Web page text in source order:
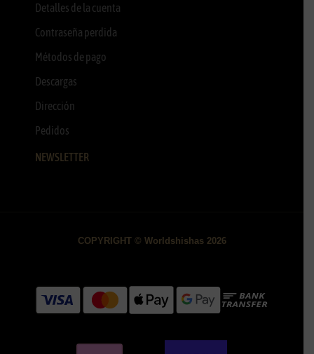
Detalles de la cuenta
Contraseña perdida
Métodos de pago
Descargas
Dirección
Pedidos
NEWSLETTER
COPYRIGHT © Worldshishas 2026